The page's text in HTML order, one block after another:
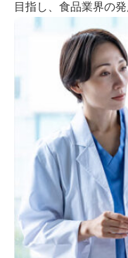
目指し、食品業界の